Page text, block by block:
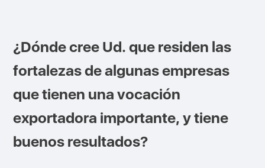
¿Dónde cree Ud. que residen las
fortalezas de algunas empresas
que tienen una vocación
exportadora importante, y tiene
buenos resultados?